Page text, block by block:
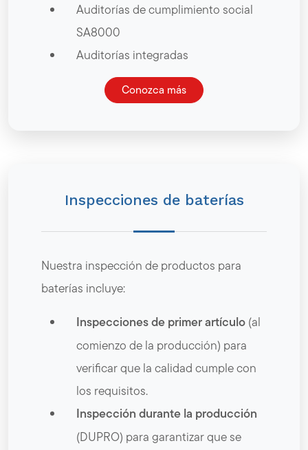
Auditorías de cumplimiento social
SA8000
Auditorías integradas
Conozca más
Inspecciones de baterías
Nuestra inspección de productos para
baterías incluye:
Inspecciones de primer artículo (al
comienzo de la producción) para
verificar que la calidad cumple con
los requisitos.
Inspección durante la producción
(DUPRO) para garantizar que se